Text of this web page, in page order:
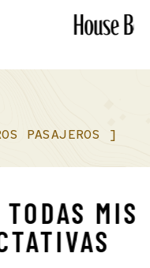
el calzado
algunas pautas de
PASAJEROS ]
TODAS